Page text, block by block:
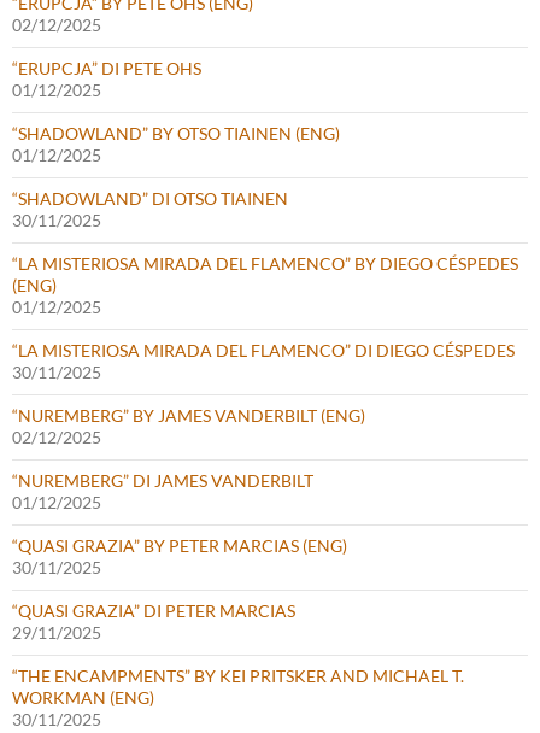
02/12/2025
“ERUPCJA” DI PETE OHS
01/12/2025
“SHADOWLAND” BY OTSO TIAINEN (ENG)
01/12/2025
“SHADOWLAND” DI OTSO TIAINEN
30/11/2025
“LA MISTERIOSA MIRADA DEL FLAMENCO” BY DIEGO CÉSPEDES
(ENG)
01/12/2025
“LA MISTERIOSA MIRADA DEL FLAMENCO” DI DIEGO CÉSPEDES
30/11/2025
“NUREMBERG” BY JAMES VANDERBILT (ENG)
02/12/2025
“NUREMBERG” DI JAMES VANDERBILT
01/12/2025
“QUASI GRAZIA” BY PETER MARCIAS (ENG)
30/11/2025
“QUASI GRAZIA” DI PETER MARCIAS
29/11/2025
“THE ENCAMPMENTS” BY KEI PRITSKER AND MICHAEL T.
WORKMAN (ENG)
30/11/2025